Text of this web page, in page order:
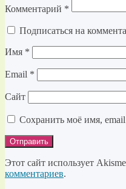
Комментарий *
Подписаться на
Имя *
Email *
Сайт
Сохранить моё имя,
Этот сайт использует
комментариев.